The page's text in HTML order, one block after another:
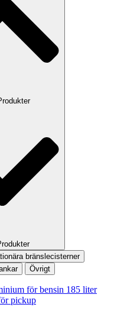
bränslecisterner
Övrigt